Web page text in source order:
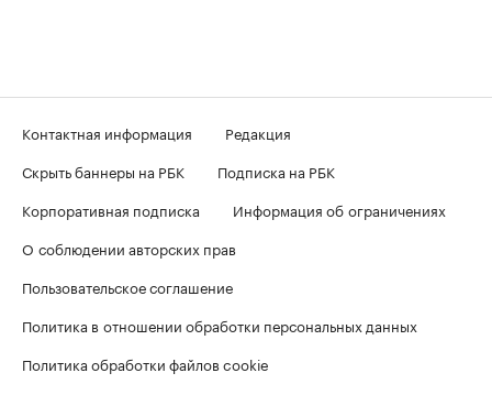
Контактная информация
Редакция
Скрыть баннеры на РБК
Подписка на РБК
Корпоративная подписка
Информация об ограничениях
О соблюдении авторских прав
Пользовательское соглашение
Политика в отношении обработки персональных данных
Политика обработки файлов cookie